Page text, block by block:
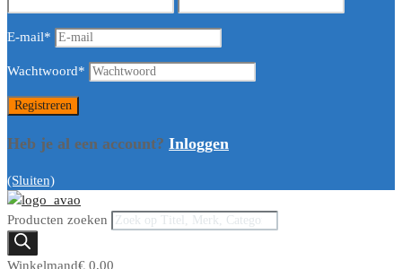
E-mail*
Wachtwoord*
Heb je al een account? Inloggen
(Sluiten)
Producten zoeken
Winkelmand€ 0,00